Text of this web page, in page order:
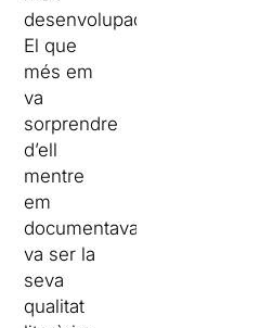
desenvolupada.
El que
més em
va
sorprendre
d’ell
mentre
em
documentava
va ser la
seva
qualitat